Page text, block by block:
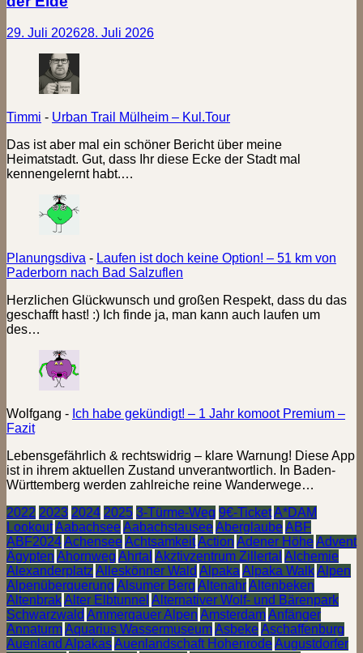
29. Juli 202628. Juli 2026
Timmi - Urban Trail Mülheim – Kul.Tour
Das ist aber mal ein schöner Bericht über meine
Heimatstadt. Gut, dass Ihr diese Ecke der Stadt mal
kennengelernt habt.…
Planungsdiva - Laufen ist doch keine Option! – 51 km von
Paderborn nach Bad Salzuflen
Herzlichen Glückwunsch und großen Respekt, dass du das
geschafft hast! :) Ich finde ja, man kann auch laufen um
des…
Wolfgang - Ich habe gekündigt! – 1 Jahr komoot Premium –
Fazit
Lebensgefährlich & rechtswidrig – klare Warnung! Diese App
ist in ihrem aktuellen Zustand unverantwortlich. In Baden-
Württemberg werden zahlreiche reine Wanderwege…
2022 2023 2024 2025 3-Türme-Weg 9€-TicketA*DAM
LookoutAabachseeAabachstauseeAberglaubeABF
ABF2024AchenseeAchtsamkeitAction Adener HöheAdvent
Ägypten Ahornweg Ahrtal Akztivzentrum Zillertal Alchemie
Alexanderplatz Alleskönner Wald Alpaka Alpaka WalkAlpen
Alpenüberquerung Alsumer Berg AltenahrAltenbeken
AltenbrakAlter Elbtunnel Alternativer Wolf- und Bärenpark
Schwarzwald Ammergauer Alpen AmsterdamAnfänger
AnnaturmAquarius WassermuseumAsbekeAschaffenburg
Auenland AlpakasAuenlandschaft HohenrodeAugustdorfer